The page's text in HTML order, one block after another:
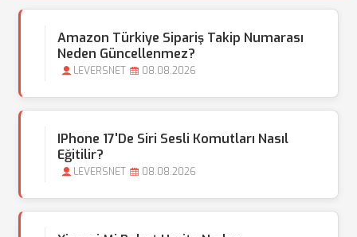
Amazon Türkiye Sipariş Takip Numarası
Neden Güncellenmez?
LEVERSNET 08.08.2026
IPhone 17'de Siri Sesli Komutları Nasıl
Eğitilir?
LEVERSNET 08.08.2026